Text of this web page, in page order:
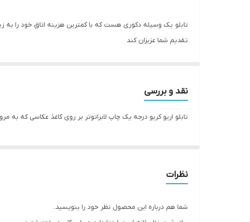
تابلو یک وسیله دکوری هست که با کمترین هزینه اتاق خود را
تقدیم شما عزیزان کند
نقد و بررسی
تابلو اریو کریو درجه یک چاپ لابراتوتر بر روی کاغذ عکاسی که به
نظرات
شما هم درباره این محصول نظر خود را بنویسید.